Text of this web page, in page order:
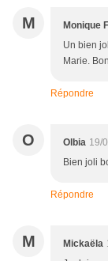
M Monique
Un bien
Marie.
Répondre
O Olbia 19/
Bien joli
Répondre
M Mickaëla